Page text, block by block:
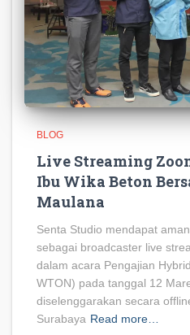
BLOG
Live Streaming
Ibu Wika Beton
Maulana
Senta Studio mendapat
sebagai broadcaster live
dalam acara Pengajian
WTON) pada tanggal 12
diselenggarakan secara
Surabaya Read more…